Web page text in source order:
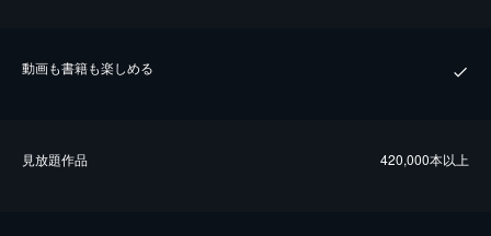
動画も書籍も楽しめる
⾒放題作品 420,000本以上